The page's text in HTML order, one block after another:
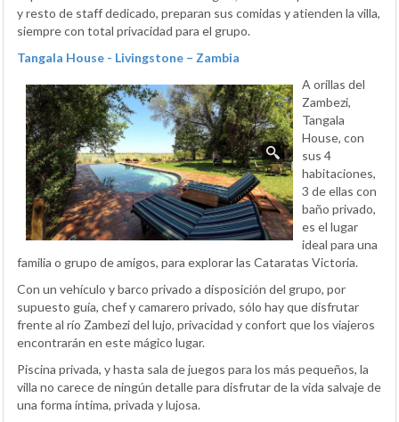
y resto de staff dedicado, preparan sus comidas y atienden la villa,
siempre con total privacidad para el grupo.
Tangala House - Livingstone – Zambia
A orillas del
Zambezi,
Tangala
House, con
sus 4
habitaciones,
3 de ellas con
baño privado,
es el lugar
ideal para una
familia o grupo de amigos, para explorar las Cataratas Victoria.
Con un vehículo y barco privado a disposición del grupo, por
supuesto guía, chef y camarero privado, sólo hay que disfrutar
frente al río Zambezi del lujo, privacidad y confort que los viajeros
encontrarán en este mágico lugar.
Piscina privada, y hasta sala de juegos para los más pequeños, la
villa no carece de ningún detalle para disfrutar de la vida salvaje de
una forma íntima, privada y lujosa.